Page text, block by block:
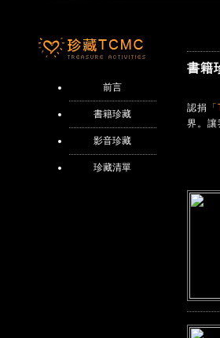
前言
書籍珍藏
影音珍藏
珍藏清單
書籍
認捐
界。讓